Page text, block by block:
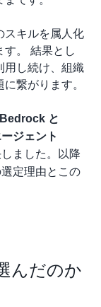
スキルを属人化
す。 結果とし
用し続け、組織
繋がります。
と
ジェント
ました。以降
定理由とこの
んだのか